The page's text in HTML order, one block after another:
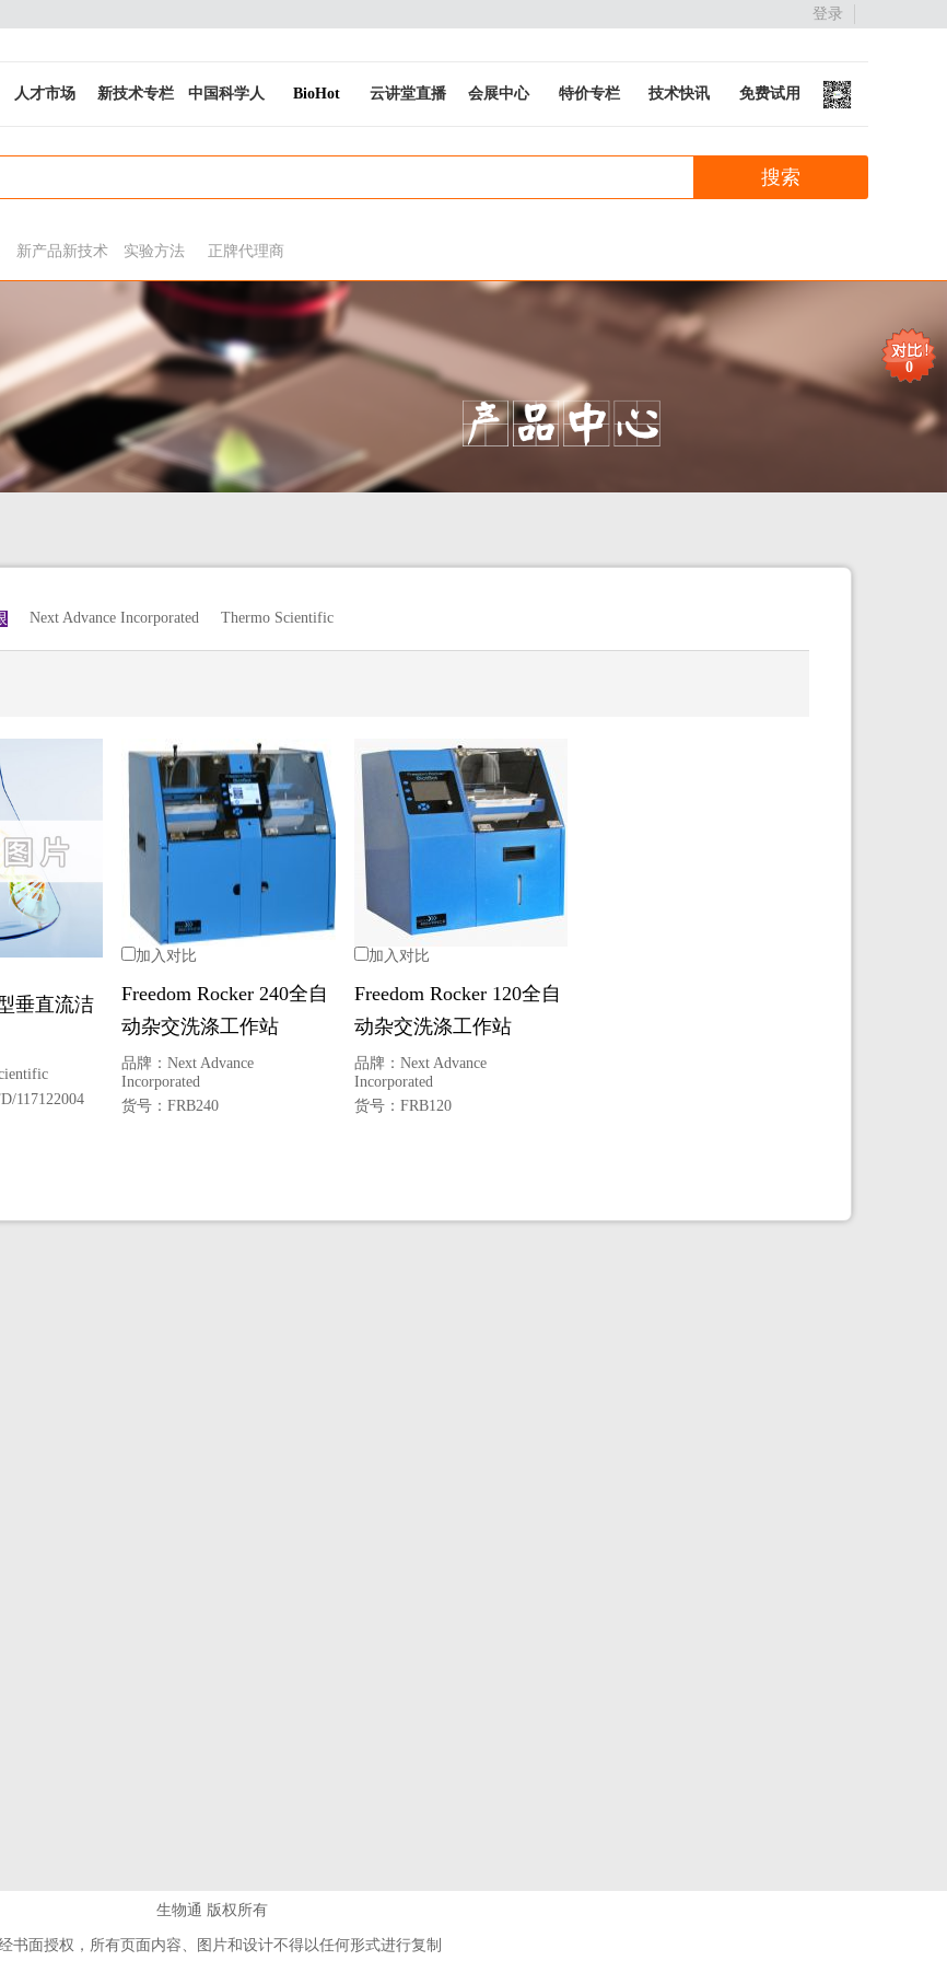
登录
人才市场 新技术专栏 中国科学人 BioHot 云讲堂直播 会展中心 特价专栏 技术快讯 免费试用
新产品新技术 实验方法 正牌代理商
Next Advance Incorporated Thermo Scientific
垂直流洁
117122004
加入对比
Freedom Rocker 240全自
动杂交洗涤工作站
品牌： Next Advance
Incorporated
货号： FRB240
加入对比
Freedom Rocker 120全自
动杂交洗涤工作站
品牌： Next Advance
Incorporated
货号： FRB120
0
生物通 版权所有
书面授权，所有页面内容、图片和设计不得以任何形式进行复制